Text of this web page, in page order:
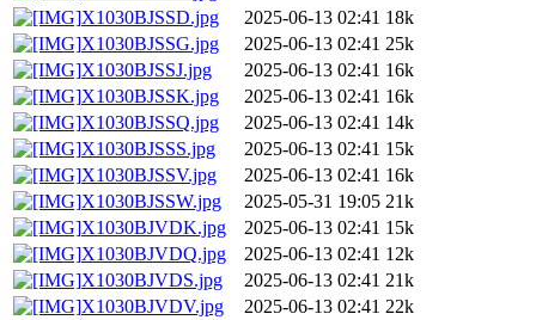
X1030BJSSD.jpg
2025-06-13 02:41 18k
X1030BJSSG.jpg
2025-06-13 02:41 25k
X1030BJSSJ.jpg
2025-06-13 02:41 16k
X1030BJSSK.jpg
2025-06-13 02:41 16k
X1030BJSSQ.jpg
2025-06-13 02:41 14k
X1030BJSSS.jpg
2025-06-13 02:41 15k
X1030BJSSV.jpg
2025-06-13 02:41 16k
X1030BJSSW.jpg
2025-05-31 19:05 21k
X1030BJVDK.jpg
2025-06-13 02:41 15k
X1030BJVDQ.jpg
2025-06-13 02:41 12k
X1030BJVDS.jpg
2025-06-13 02:41 21k
X1030BJVDV.jpg
2025-06-13 02:41 22k